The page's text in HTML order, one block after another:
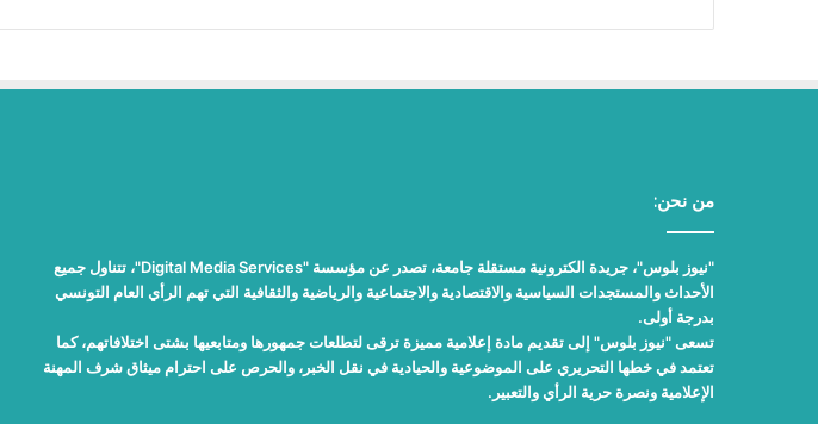
من نحن:
"نيوز بلوس"، جريدة الكترونية مستقلة جامعة، تصدر عن مؤسسة "Digital Media Services"، تتناول جميع
الأحداث والمستجدات السياسية والاقتصادية والاجتماعية والرياضية والثقافية التي تهم الرأي العام التونسي
بدرجة أولى.
تسعى "نيوز بلوس" إلى تقديم مادة إعلامية مميزة ترقى لتطلعات جمهورها ومتابعيها بشتى اختلافاتهم، كما
تعتمد في خطها التحريري على الموضوعية والحيادية في نقل الخبر، والحرص على احترام ميثاق شرف المهنة
الإعلامية ونصرة حرية الرأي والتعبير.